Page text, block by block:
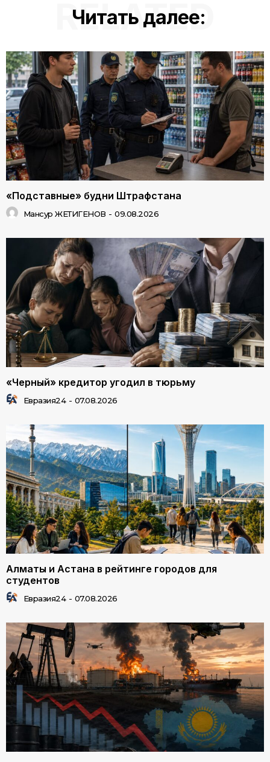
Читать далее:
RELATED
«Подставные» будни Штрафстана
Мансур ЖЕТИГЕНОВ - 09.08.2026
«Черный» кредитор угодил в тюрьму
Евразия24 - 07.08.2026
Алматы и Астана в рейтинге городов для
студентов
Евразия24 - 07.08.2026